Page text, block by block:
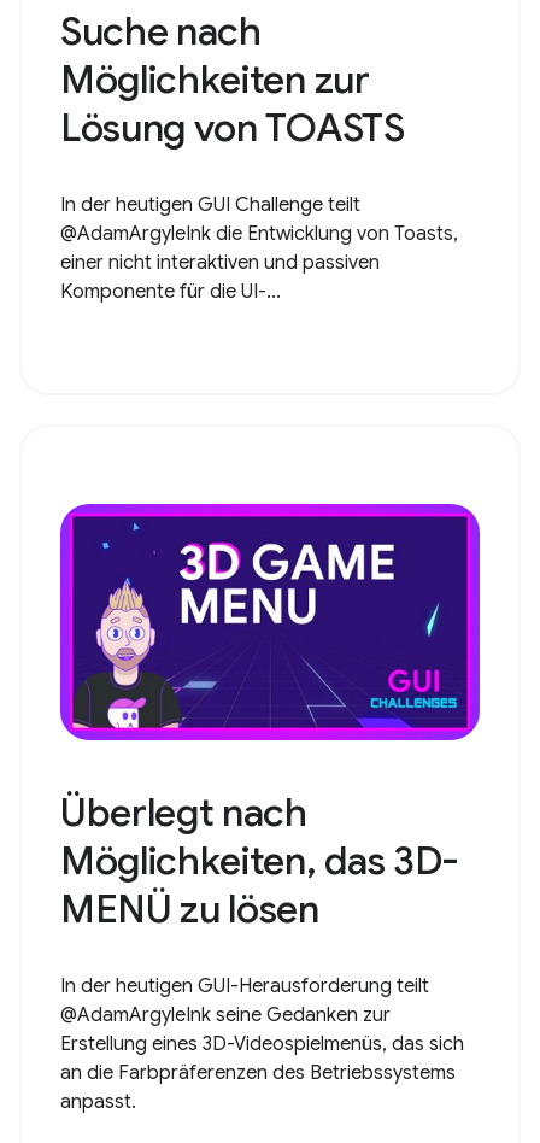
Suche nach
Möglichkeiten zur
Lösung von TOASTS
In der heutigen GUI Challenge teilt
@AdamArgyleInk die Entwicklung von Toasts,
einer nicht interaktiven und passiven
Komponente für die UI-...
Überlegt nach
Möglichkeiten, das 3D-
MENÜ zu lösen
In der heutigen GUI-Herausforderung teilt
@AdamArgyleInk seine Gedanken zur
Erstellung eines 3D-Videospielmenüs, das sich
an die Farbpräferenzen des Betriebssystems
anpasst.